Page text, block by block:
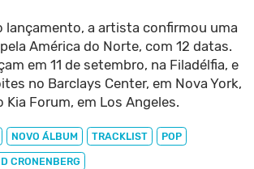
lançamento, a artista confirmou uma
América do Norte, com 12 datas.
em 11 de setembro, na Filadélfia, e
no Barclays Center, em Nova York,
Forum, em Los Angeles.
NOVO ÁLBUM TRACKLIST POP
CRONENBERG